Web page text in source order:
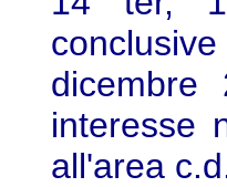
interesse
all'area